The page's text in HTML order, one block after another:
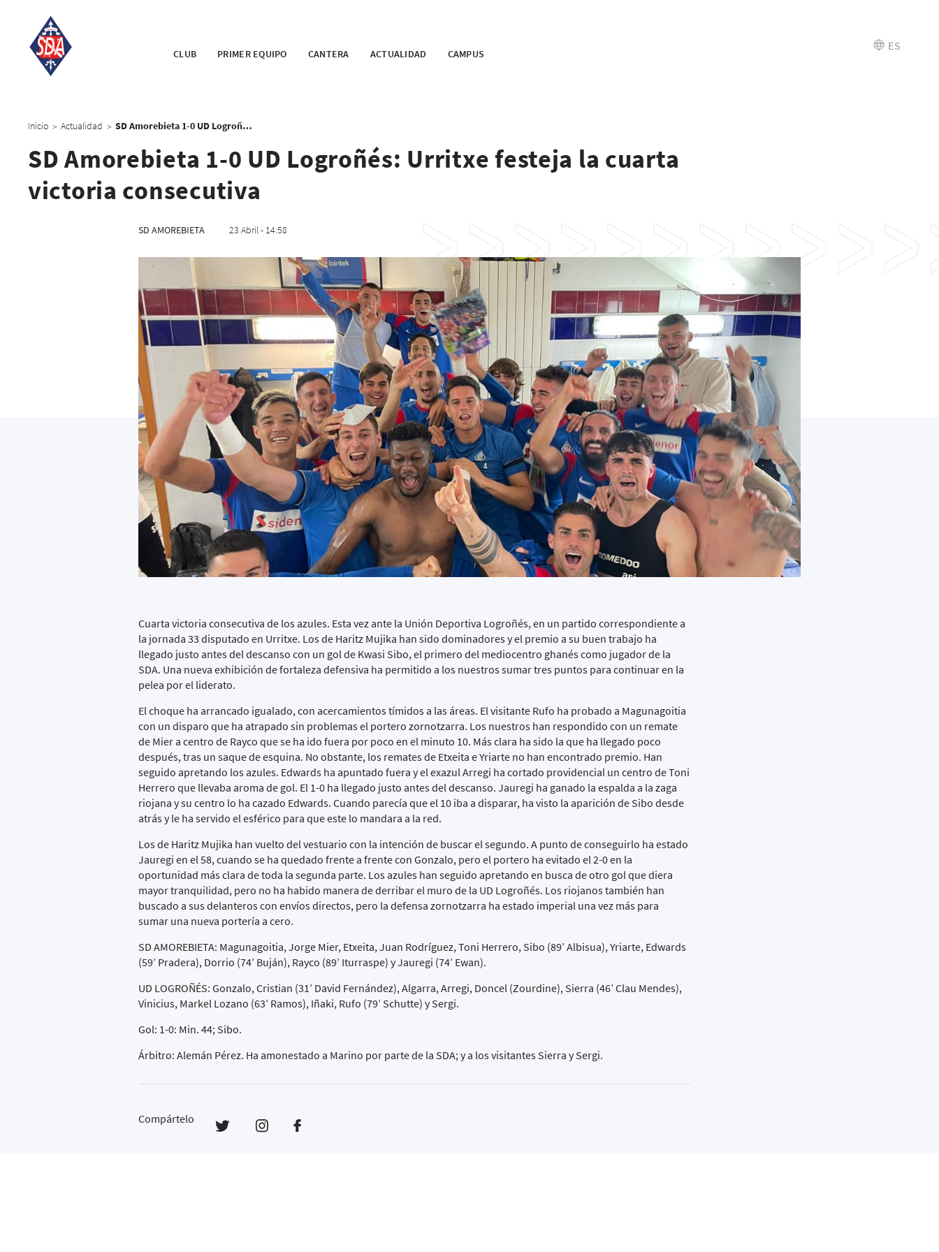
CLUB PRIMER EQUIPO CANTERA ACTUALIDAD CAMPUS
ES
Inicio > Actualidad > SD Amorebieta 1-0 UD Logroñés: Urritxe festeja la cuarta victoria consecutiva
SD Amorebieta 1-0 UD Logroñés: Urritxe festeja la cuarta
victoria consecutiva
SD AMOREBIETA 23 Abril - 14:58
Cuarta victoria consecutiva de los azules. Esta vez ante la Unión Deportiva Logroñés, en un partido correspondiente a
la jornada 33 disputado en Urritxe. Los de Haritz Mujika han sido dominadores y el premio a su buen trabajo ha
llegado justo antes del descanso con un gol de Kwasi Sibo, el primero del mediocentro ghanés como jugador de la
SDA. Una nueva exhibición de fortaleza defensiva ha permitido a los nuestros sumar tres puntos para continuar en la
pelea por el liderato.
El choque ha arrancado igualado, con acercamientos tímidos a las áreas. El visitante Rufo ha probado a Magunagoitia
con un disparo que ha atrapado sin problemas el portero zornotzarra. Los nuestros han respondido con un remate
de Mier a centro de Rayco que se ha ido fuera por poco en el minuto 10. Más clara ha sido la que ha llegado poco
después, tras un saque de esquina. No obstante, los remates de Etxeita e Yriarte no han encontrado premio. Han
seguido apretando los azules. Edwards ha apuntado fuera y el exazul Arregi ha cortado providencial un centro de Toni
Herrero que llevaba aroma de gol. El 1-0 ha llegado justo antes del descanso. Jauregi ha ganado la espalda a la zaga
riojana y su centro lo ha cazado Edwards. Cuando parecía que el 10 iba a disparar, ha visto la aparición de Sibo desde
atrás y le ha servido el esférico para que este lo mandara a la red.
Los de Haritz Mujika han vuelto del vestuario con la intención de buscar el segundo. A punto de conseguirlo ha estado
Jauregi en el 58, cuando se ha quedado frente a frente con Gonzalo, pero el portero ha evitado el 2-0 en la
oportunidad más clara de toda la segunda parte. Los azules han seguido apretando en busca de otro gol que diera
mayor tranquilidad, pero no ha habido manera de derribar el muro de la UD Logroñés. Los riojanos también han
buscado a sus delanteros con envíos directos, pero la defensa zornotzarra ha estado imperial una vez más para
sumar una nueva portería a cero.
SD AMOREBIETA: Magunagoitia, Jorge Mier, Etxeita, Juan Rodríguez, Toni Herrero, Sibo (89’ Albisua), Yriarte, Edwards
(59’ Pradera), Dorrio (74’ Buján), Rayco (89’ Iturraspe) y Jauregi (74’ Ewan).
UD LOGROÑÉS: Gonzalo, Cristian (31’ David Fernández), Algarra, Arregi, Doncel (Zourdine), Sierra (46’ Clau Mendes),
Vinicius, Markel Lozano (63’ Ramos), Iñaki, Rufo (79’ Schutte) y Sergi.
Gol: 1-0: Min. 44; Sibo.
Árbitro: Alemán Pérez. Ha amonestado a Marino por parte de la SDA; y a los visitantes Sierra y Sergi.
Compártelo